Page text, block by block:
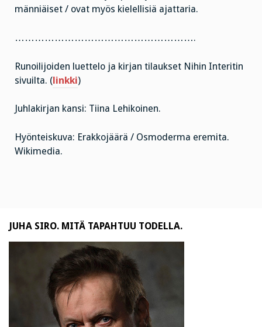
männiäiset / ovat myös kielellisiä ajattaria.
……………………………………………….
Runoilijoiden luettelo ja kirjan tilaukset Nihin Interitin
sivuilta. (linkki)
Juhlakirjan kansi: Tiina Lehikoinen.
Hyönteiskuva: Erakkojäärä / Osmoderma eremita.
Wikimedia.
JUHA SIRO. MITÄ TAPAHTUU TODELLA.